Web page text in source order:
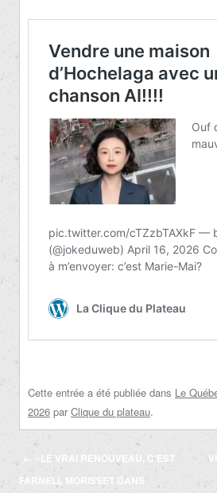
Cette entrée a été publiée dans Le
2026 par Clique du plateau.
Navigation
des
←
«LE VRAI RENOUVEAU, C’EST
FARNELL MORISSET DANS